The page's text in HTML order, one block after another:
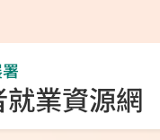
業資源網